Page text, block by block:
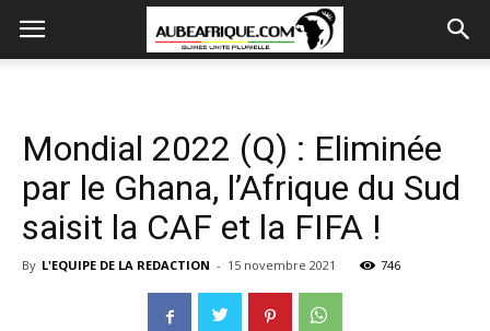
Mondial 2022 (Q) : Eliminée
par le Ghana, l’Afrique du Sud
saisit la CAF et la FIFA !
By L'EQUIPE DE LA REDACTION - 15 novembre 2021 746